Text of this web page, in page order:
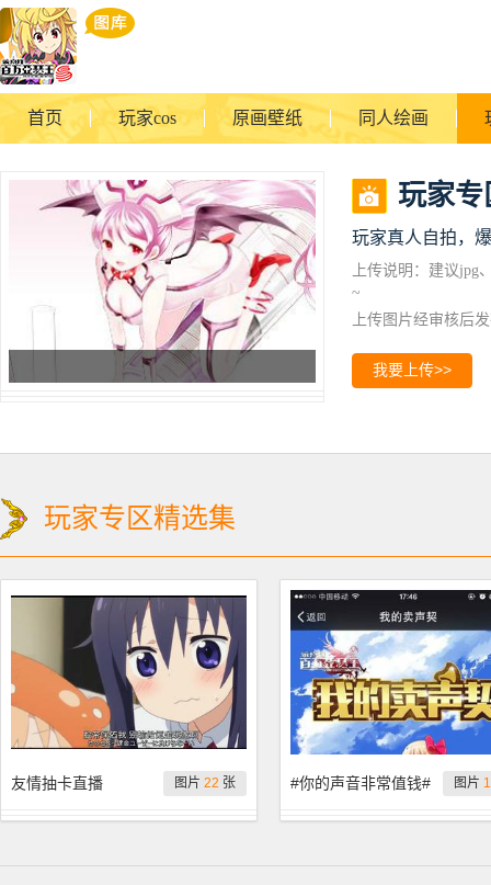
首页 玩家cos 原画壁纸 同人绘画
玩家专
玩家真人自拍，
上传说明：建议jpg
~
上传图片经审核后
我要上传>>
玩家专区精选集
图片 22 张
友情抽卡直播 图片
#你的声音非常值钱#